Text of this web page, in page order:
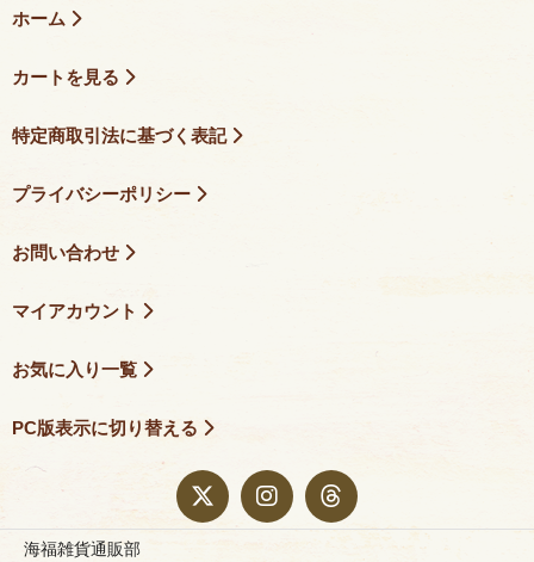
ホーム
カートを見る
特定商取引法に基づく表記
プライバシーポリシー
お問い合わせ
マイアカウント
お気に入り一覧
PC版表示に切り替える
海福雑貨通販部